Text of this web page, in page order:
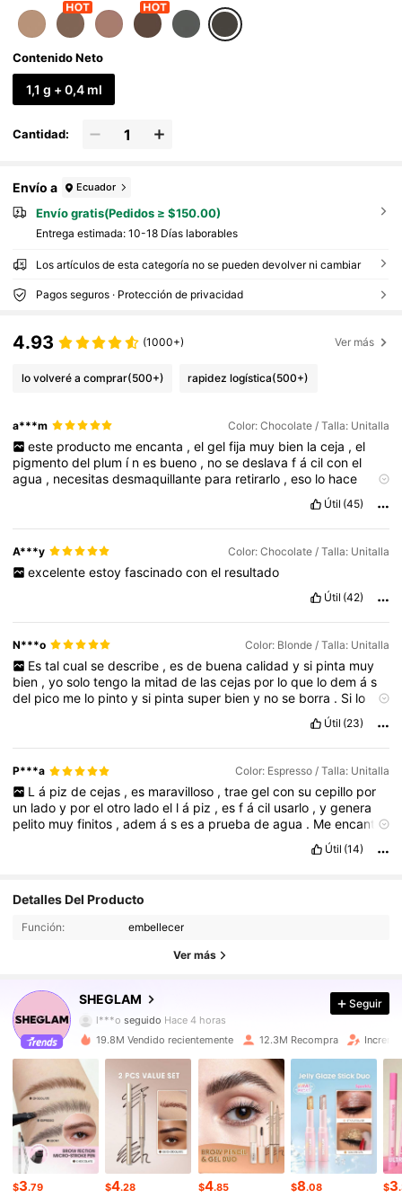
Contenido Neto
1,1 g + 0,4 ml
Cantidad:
Envío a Ecuador
Envío gratis(Pedidos ≥ $150.00)
Entrega estimada: 10-18 Días laborables
Los artículos de esta categoría no se pueden devolver ni cambiar
Pagos seguros · Protección de privacidad
4.93 (1000+) Ver más
lo volveré a comprar(500+) rapidez logística(500+)
a***m Color: Chocolate / Talla: Unitalla
este producto me encanta , el gel fija muy bien la ceja , el
pigmentodel plum í nes bueno , nosedeslavafácilconel
agua , necesitasdesmaquillante para retirarlo ,eso lo hace
perfecto
Útil (45)
A***y Color: Chocolate / Talla: Unitalla
excelente estoy fascinado con el resultado
Útil (42)
N***o Color: Blonde / Talla: Unitalla
Es tal cual se describe , es de buena calidad y si pinta muy
bien ,yosolotengo la mitadde lascejas por loque lodemás
del pico me lo pintoysi pintasuper bieny nose borra . Si lo
Útil (23)
P***a Color: Espresso / Talla: Unitalla
L á piz de cejas , es maravilloso , trae gel con su cepillo por
un ladoy porelotro ladoel lá piz ,esfácil usarlo ,ygenera
pelito muyfinitos ,ademásesa pruebadeagua . Meencanto
Útil (14)
Detalles Del Producto
Función: embellecer
Ver más
SHEGLAM
4.94 4.7M Seguidores
4.7M Seguidores
4.94
l***o seguido Hace 4 horas
4.94
4.7M Seguidores
4.7M Seguidores
4.94 4.7M Seguidores
Seguir
19.8M Vendido recientemente 12.3M Recompra
$3.79 $4.28 $4.85 $8.08 $3